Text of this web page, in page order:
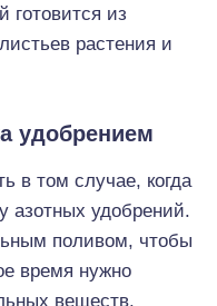
готовится из
растения и
удобрением
в том случае, когда
азотных удобрений.
поливом, чтобы
время нужно
веществ.